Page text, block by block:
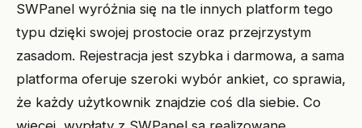
SWPanel wyróżnia się na tle innych platform tego
typu dzięki swojej prostocie oraz przejrzystym
zasadom. Rejestracja jest szybka i darmowa, a sama
platforma oferuje szeroki wybór ankiet, co sprawia,
że każdy użytkownik znajdzie coś dla siebie. Co